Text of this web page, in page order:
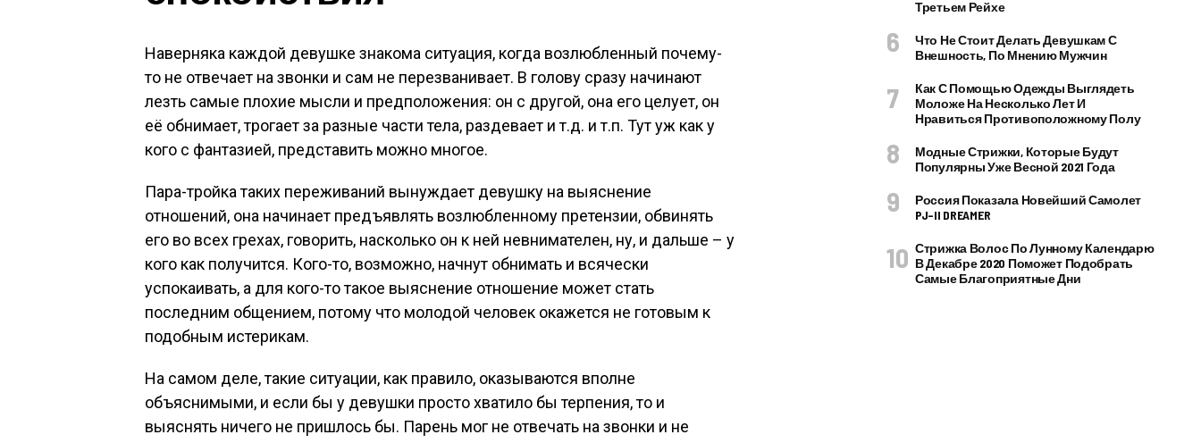
Наверняка каждой девушке знакома ситуация, когда возлюбленный почему-
то не отвечает на звонки и сам не перезванивает. В голову сразу начинают
лезть самые плохие мысли и предположения: он с другой, она его целует, он
её обнимает, трогает за разные части тела, раздевает и т.д. и т.п. Тут уж как у
кого с фантазией, представить можно многое.
Пара-тройка таких переживаний вынуждает девушку на выяснение
отношений, она начинает предъявлять возлюбленному претензии, обвинять
его во всех грехах, говорить, насколько он к ней невнимателен, ну, и дальше – у
кого как получится. Кого-то, возможно, начнут обнимать и всячески
успокаивать, а для кого-то такое выяснение отношение может стать
последним общением, потому что молодой человек окажется не готовым к
подобным истерикам.
На самом деле, такие ситуации, как правило, оказываются вполне
объяснимыми, и если бы у девушки просто хватило бы терпения, то и
выяснять ничего не пришлось бы. Парень мог не отвечать на звонки и не
Третьем Рейхе
Что Не Стоит Делать Девушкам С
Внешность, По Мнению Мужчин
Как С Помощью Одежды Выглядеть
Моложе На Несколько Лет И
Нравиться Противоположному Полу
Модные Стрижки, Которые Будут
Популярны Уже Весной 2021 Года
Россия Показала Новейший Самолет
PJ–II DREAMER
Стрижка Волос По Лунному Календарю
В Декабре 2020 Поможет Подобрать
Самые Благоприятные Дни